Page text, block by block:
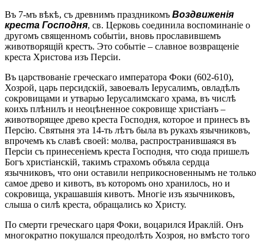
Въ 7-мъ вѣкѣ, съ древнимъ праздникомъ Воздвиженія
креста Господня, св. Церковь соединила воспоминаніе о
другомъ священномъ событіи, вновь прославившемъ
животворящій крестъ. Это событіе – славное возвращеніе
креста Христова изъ Персіи.
Въ царствованіе греческаго императора Фоки (602-610),
Хозрой, царь персидскій, завоевалъ Іерусалимъ, овладѣлъ
сокровищами и утварью Іерусалимскаго храма, въ числѣ
коихъ плѣнилъ и неоцѣненное сокровище христіанъ –
животворящее древо креста Господня, которое и принесъ въ
Персію. Святыня эта 14-ть лѣтъ была въ рукахъ язычниковъ,
впрочемъ къ славѣ своей: молва, распространившаяся въ
Персіи съ принесеніемъ креста Господня, что сюда пришелъ
Богъ христіанскій, такимъ страхомъ объяла сердца
язычниковъ, что они оставили неприкосновеннымъ не только
самое древо и кивотъ, въ которомъ оно хранилось, но и
сокровища, украшавшія кивотъ. Многіе изъ язычниковъ,
слыша о силѣ креста, обращались ко Христу.
По смерти греческаго царя Фоки, воцарился Ираклій. Онъ
многократно покушался преодолѣть Хозроя, но вмѣсто того